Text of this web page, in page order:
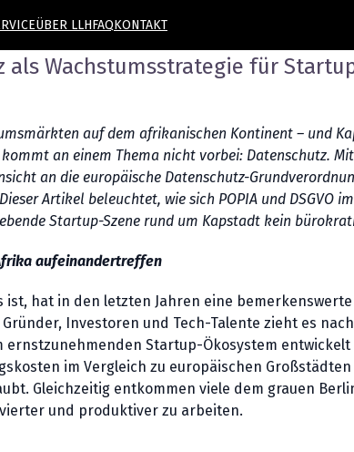
ÜBER LLHFAQKONTAKT
als Wachstumsstrategie für
auf dem afrikanischen Kontinent – und
an einem Thema nicht vorbei: Datenschutz.
an die europäische Datenschutz-
Artikel beleuchtet, wie sich POPIA und
Startup-Szene rund um Kapstadt kein
aufeinandertreffen
hat in den letzten Jahren eine
Investoren und Tech-Talente zieht es
Startup-Ökosystem
im Vergleich zu europäischen
Gleichzeitig entkommen viele dem grauen
und produktiver zu arbeiten.